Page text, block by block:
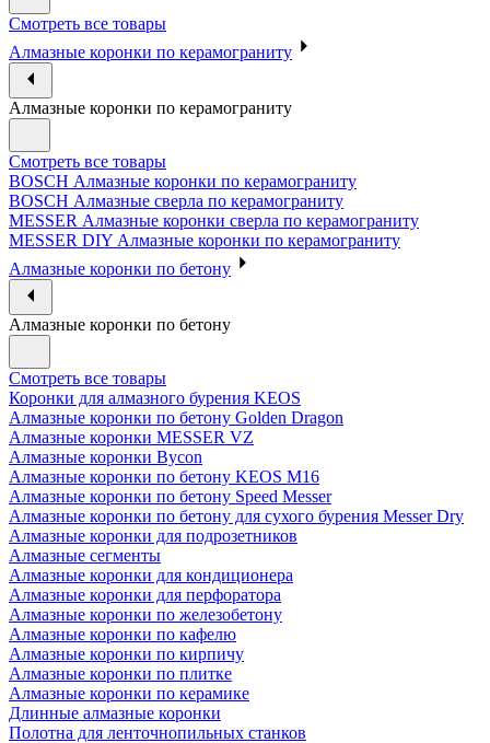
Смотреть все товары
Алмазные коронки по керамограниту
Алмазные коронки по керамограниту
Смотреть все товары
BOSCH Алмазные коронки по керамограниту
BOSCH Алмазные сверла по керамограниту
MESSER Алмазные коронки сверла по керамограниту
MESSER DIY Алмазные коронки по керамограниту
Алмазные коронки по бетону
Алмазные коронки по бетону
Смотреть все товары
Коронки для алмазного бурения KEOS
Алмазные коронки по бетону Golden Dragon
Алмазные коронки MESSER VZ
Алмазные коронки Bycon
Алмазные коронки по бетону KEOS M16
Алмазные коронки по бетону Speed Messer
Алмазные коронки по бетону для сухого бурения Messer Dry
Алмазные коронки для подрозетников
Алмазные сегменты
Алмазные коронки для кондиционера
Алмазные коронки для перфоратора
Алмазные коронки по железобетону
Алмазные коронки по кафелю
Алмазные коронки по кирпичу
Алмазные коронки по плитке
Алмазные коронки по керамике
Длинные алмазные коронки
Полотна для ленточнопильных станков